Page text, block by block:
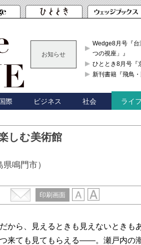
お知らせ
Wedge8月号『
つの視座」』
ひととき8月号『
新刊書籍『飛鳥
際 ビジネス 社会 ライフ
しむ美術館
鳴門市）
印刷画面
から、見えるときも見えないときも
来ても見てもらえる――。瀬戸内の